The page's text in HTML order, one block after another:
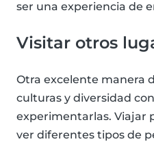
ser una experiencia de
Visitar otros
Otra excelente manera
culturas y diversidad
experimentarlas. Viajar
ver diferentes tipos de